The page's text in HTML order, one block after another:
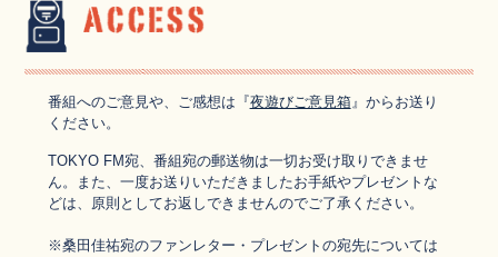
番組へのご意見や、ご感想は『夜遊びご意見箱』からお送り
ください。
TOKYO FM宛、番組宛の郵送物は一切お受け取りできませ
ん。また、一度お送りいただきましたお手紙やプレゼントな
どは、原則としてお返しできませんのでご了承ください。
※桑田佳祐宛のファンレター・ プレゼントの宛先については